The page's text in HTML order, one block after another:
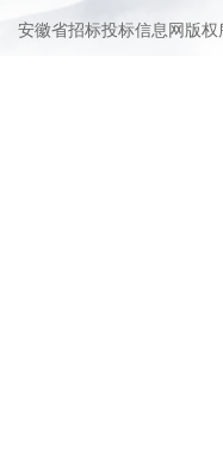
安徽省招标投标信息网版